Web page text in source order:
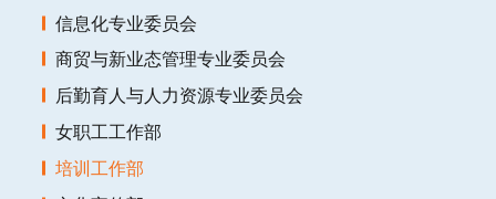
信息化专业委员会
商贸与新业态管理专业委员会
后勤育人与人力资源专业委员会
女职工工作部
培训工作部